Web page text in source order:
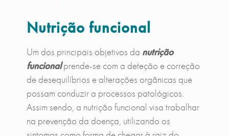
Nutrição funcional
Um dos principais objetivos da nutrição
funcionalprende-se com a deteção e correção
de desequilíbrios e alterações orgânicas que
possam conduzir a processos patológicos.
Assim sendo, a nutrição funcional visa trabalhar
na prevenção da doença, utilizando os